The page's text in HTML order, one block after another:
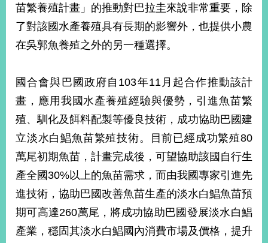
聯
絡
們
苗繁養殖計畫」的推動對巴拉圭來說非常重要，除
了對該國水產養殖具有長期的影響外，也提供小農
在吳郭魚養殖之外的另一種選擇。
國合會與巴國政府自103年11月起合作推動該計
畫，應用我國水產養殖經驗與優勢，引進魚苗繁
殖、馴化及餌料配製等優良技術，成功協助巴國建
立淡水白鯧魚苗繁殖技術。目前已經成功繁殖80
萬尾初期魚苗，計畫完成後，可望協助該國自行生
產全國30%以上的魚苗需求，而由我國專家引進先
進技術，協助巴國改善魚苗生產的淡水白鯧魚苗預
期可高達260萬尾，將成功協助巴國發展淡水白鯧
產業，穩固其淡水白鯧國內消費市場及價格，提升